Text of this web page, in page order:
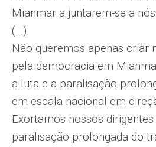
Mianmar a juntarem-se a
(…).
Não queremos apenas criar
pela democracia em
a luta e a paralisação
em escala nacional em
Exortamos nossos
paralisação prolongada do